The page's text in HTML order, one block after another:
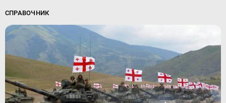
СПРАВОЧНИК